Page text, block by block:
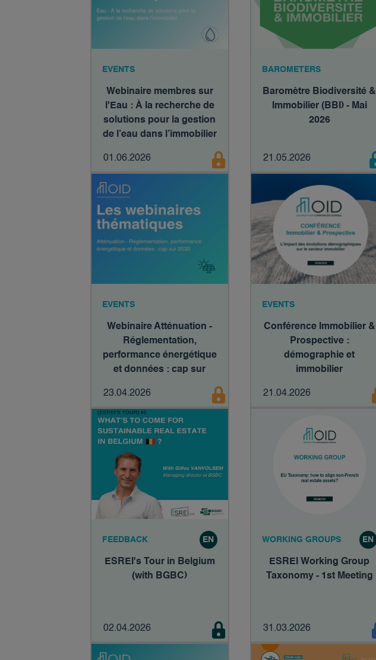
EVENTS
Webinaire membres sur
l'Eau : À la recherche de
solutions pour la gestion
de l’eau dans l’immobilier
01.06.2026
BAROMETERS
Baromètre Biodiversité &
Immobilier (BBI) - Mai
2026
21.05.2026
EVENTS
Webinaire Atténuation -
Réglementation,
performance énergétique
et données : cap sur
23.04.2026
EVENTS
Conférence Immobilier &
Prospective :
démographie et
immobilier
21.04.2026
FEEDBACK EN
ESREI's Tour in Belgium
(with BGBC)
02.04.2026
WORKING GROUPS EN
ESREI Working Group
Taxonomy - 1st Meeting
31.03.2026